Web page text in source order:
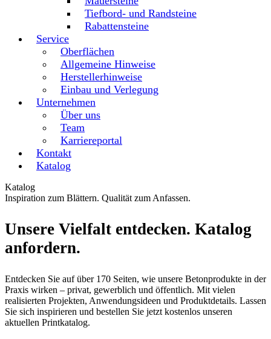
Tiefbord- und Randsteine
Rabattensteine
Service
Oberflächen
Allgemeine Hinweise
Herstellerhinweise
Einbau und Verlegung
Unternehmen
Über uns
Team
Karriereportal
Kontakt
Katalog
Katalog
Inspiration zum Blättern. Qualität zum Anfassen.
Unsere Vielfalt entdecken. Katalog
anfordern.
Entdecken Sie auf über 170 Seiten, wie unsere Betonprodukte in der
Praxis wirken – privat, gewerblich und öffentlich. Mit vielen
realisierten Projekten, Anwendungsideen und Produktdetails. Lassen
Sie sich inspirieren und bestellen Sie jetzt kostenlos unseren
aktuellen Printkatalog.